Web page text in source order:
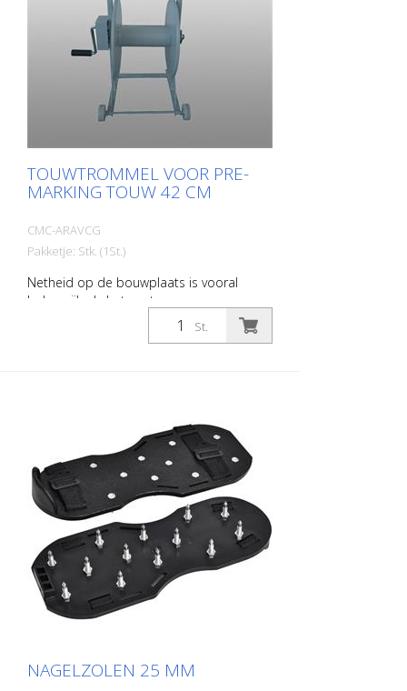
TOUWTROMMEL VOOR PRE-
MARKING TOUW 42 CM
CMC-ARAVCG
Pakketje: Stk. (1St.)
Netheid op de bouwplaats is vooral
belangrijk als het gaat om
wegmarkeringen. Met deze touwtrommel
met overbrenging kan je touw voor
diameter van het touw)
St.
NAGELZOLEN 25 MM